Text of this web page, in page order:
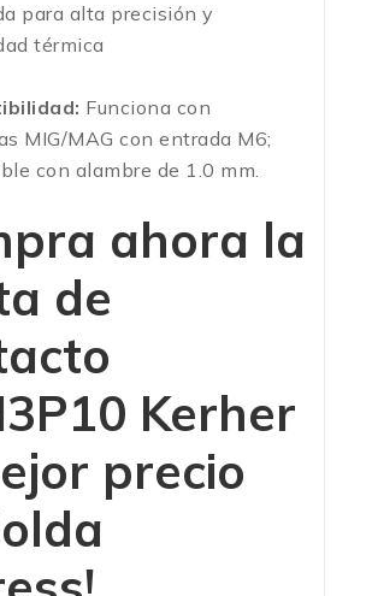
para alta precisión y
térmica
Funciona con
MIG/MAG con entrada M6;
con alambre de 1.0 mm.
ahora la
de
Kerher
precio